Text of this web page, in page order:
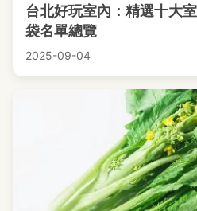
台北好玩室內：精選十大
袋名單總覽
2025-09-04